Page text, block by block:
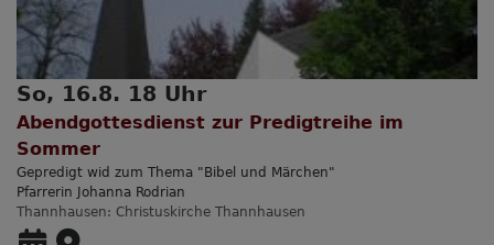
So, 16.8. 18 Uhr
Abendgottesdienst zur Predigtreihe im
Sommer
Gepredigt wid zum Thema "Bibel und Märchen"
Pfarrerin Johanna Rodrian
Thannhausen
Christuskirche Thannhausen